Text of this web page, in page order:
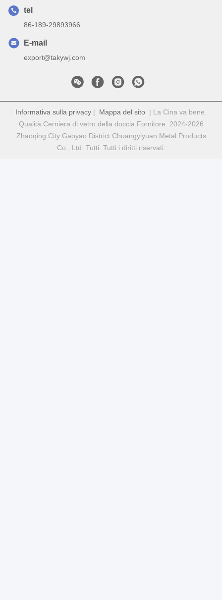
tel
86-189-29893966
E-mail
export@takywj.com
Informativa sulla privacy | Mappa del sito | La Cina va bene.
Qualità Cerniera di vetro della doccia Fornitore. 2024-2026
Zhaoqing City Gaoyao District Chuangyiyuan Metal Products
Co., Ltd. Tutti. Tutti i diritti riservati.